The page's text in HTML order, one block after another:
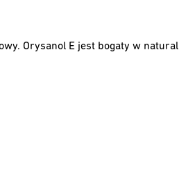
Orysanol E jest bogaty w